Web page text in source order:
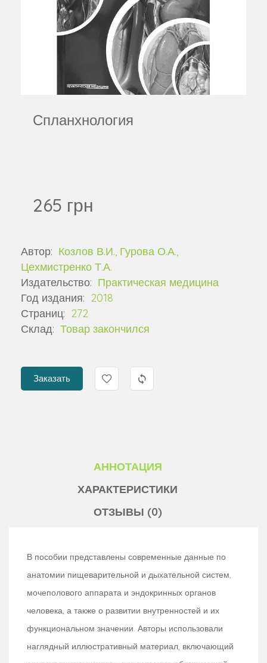
Спланхнология
265 грн
Автор: Козлов В.И., Гурова О.А.,
Цехмистренко Т.А.
Издательство: Практическая медицина
Год издания: 2018
Страниц: 272
Склад: Товар закончился
Заказать
АННОТАЦИЯ
ХАРАКТЕРИСТИКИ
ОТЗЫВЫ (0)
В пособии представлены современные данные по
анатомии пищеварительной и дыхательной систем,
мочеполового аппарата и эндокринных органов
человека, а также о развитии внутренностей и их
функциональном значении. Авторы использовали
наглядный иллюстративный материал, включающий